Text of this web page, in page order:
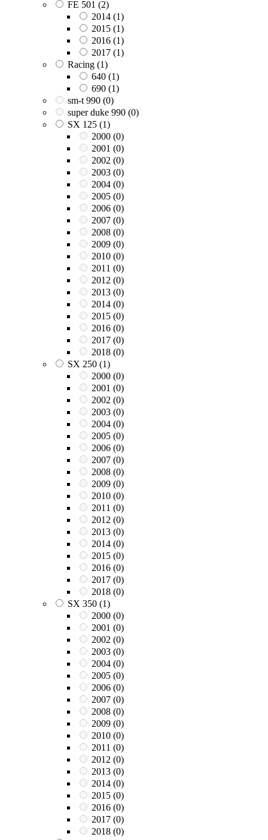
FE 501 (2)
2014 (1)
2015 (1)
2016 (1)
2017 (1)
Racing (1)
640 (1)
690 (1)
sm-t 990 (0)
super duke 990 (0)
SX 125 (1)
2000 (0)
2001 (0)
2002 (0)
2003 (0)
2004 (0)
2005 (0)
2006 (0)
2007 (0)
2008 (0)
2009 (0)
2010 (0)
2011 (0)
2012 (0)
2013 (0)
2014 (0)
2015 (0)
2016 (0)
2017 (0)
2018 (0)
SX 250 (1)
2000 (0)
2001 (0)
2002 (0)
2003 (0)
2004 (0)
2005 (0)
2006 (0)
2007 (0)
2008 (0)
2009 (0)
2010 (0)
2011 (0)
2012 (0)
2013 (0)
2014 (0)
2015 (0)
2016 (0)
2017 (0)
2018 (0)
SX 350 (1)
2000 (0)
2001 (0)
2002 (0)
2003 (0)
2004 (0)
2005 (0)
2006 (0)
2007 (0)
2008 (0)
2009 (0)
2010 (0)
2011 (0)
2012 (0)
2013 (0)
2014 (0)
2015 (0)
2016 (0)
2017 (0)
2018 (0)